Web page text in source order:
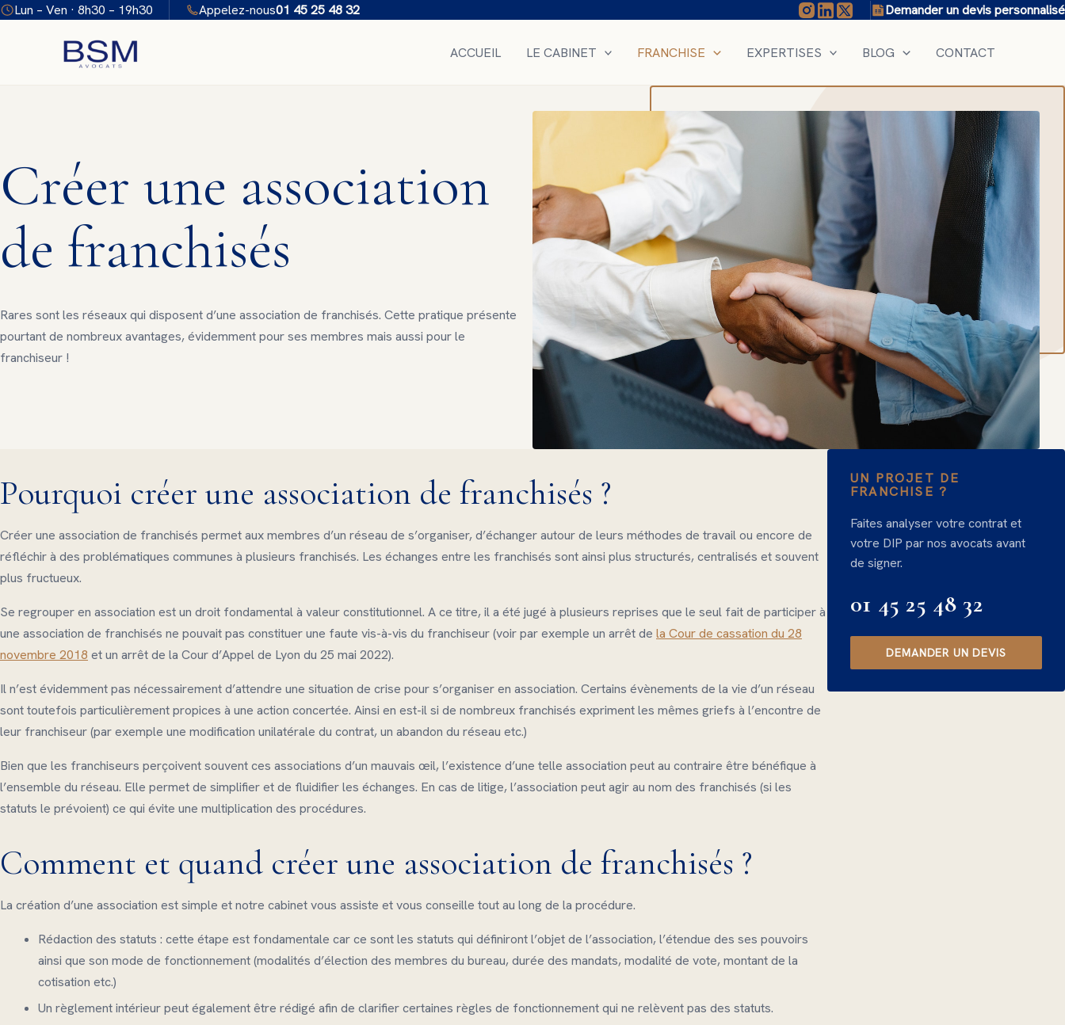
AllerLun – Ven · 8h30 – 19h30 Appelez-nous01 45 25 48 32 Demander un devis personnalisé
ACCUEIL LE CABINET FRANCHISE EXPERTISES BLOG CONTACT
Créer une association
de franchisés
Rares sont les réseaux qui disposent d’une association de franchisés. Cette pratique présente
pourtant de nombreux avantages, évidemment pour ses membres mais aussi pour le
franchiseur !
Pourquoi créer une association de franchisés ?
Créer une association de franchisés permet aux membres d’un réseau de s’organiser, d’échanger autour de leurs méthodes de travail ou encore de
réfléchir à des problématiques communes à plusieurs franchisés. Les échanges entre les franchisés sont ainsi plus structurés, centralisés et souvent
plus fructueux.
Se regrouper en association est un droit fondamental à valeur constitutionnel. A ce titre, il a été jugé à plusieurs reprises que le seul fait de participer à
une association de franchisés ne pouvait pas constituer une faute vis-à-vis du franchiseur (voir par exemple un arrêt de la Cour de cassation du 28
novembre 2018 et un arrêt de la Cour d’Appel de Lyon du 25 mai 2022).
Il n’est évidemment pas nécessairement d’attendre une situation de crise pour s’organiser en association. Certains évènements de la vie d’un réseau
sont toutefois particulièrement propices à une action concertée. Ainsi en est-il si de nombreux franchisés expriment les mêmes griefs à l’encontre de
leur franchiseur (par exemple une modification unilatérale du contrat, un abandon du réseau etc.)
Bien que les franchiseurs perçoivent souvent ces associations d’un mauvais œil, l’existence d’une telle association peut au contraire être bénéfique à
l’ensemble du réseau. Elle permet de simplifier et de fluidifier les échanges. En cas de litige, l’association peut agir au nom des franchisés (si les
statuts le prévoient) ce qui évite une multiplication des procédures.
Comment et quand créer une association de franchisés ?
La création d’une association est simple et notre cabinet vous assiste et vous conseille tout au long de la procédure.
Rédaction des statuts : cette étape est fondamentale car ce sont les statuts qui définiront l’objet de l’association, l’étendue des ses pouvoirs
ainsi que son mode de fonctionnement (modalités d’élection des membres du bureau, durée des mandats, modalité de vote, montant de la
cotisation etc.)
Un règlement intérieur peut également être rédigé afin de clarifier certaines règles de fonctionnement qui ne relèvent pas des statuts.
UN PROJET DE
FRANCHISE ?
Faites analyser votre contrat et
votre DIP par nos avocats avant
de signer.
01 45 25 48 32
DEMANDER UN DEVIS